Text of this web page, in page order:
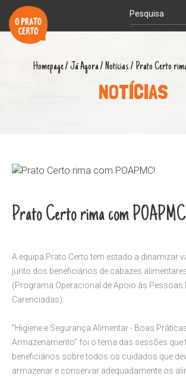
Homepage/ Já Agora/ Notícias/ Prato Certo
NOTÍCIAS
Prato Certo rima com
A equipa Prato Certo tem estado a dinamizar
junto dos beneficiários de cabazes
(Programa Operacional de Apoio às Pessoas
Carenciadas).
"Higiene e Segurança Alimentar - Boas
Armazenamento" foi o tema das sessões que
beneficiários sobre todos os cuidados que
armazenar e conservar adequadamente os